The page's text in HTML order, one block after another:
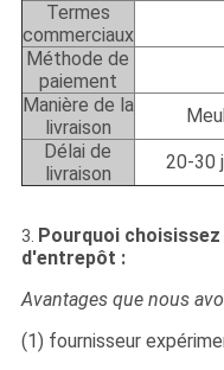
Termes
commerciaux
Méthode de
paiement
Manière de la
livraison
Délai de
livraison
20-30
3. Pourquoi
d'entrepôt :
Avantages que nous
(1) fournisseur